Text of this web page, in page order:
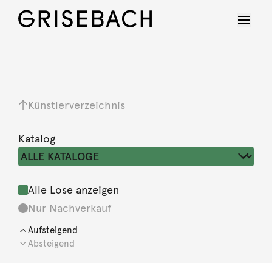
Künstlerverzeichnis
Katalog
Alle Lose anzeigen
Nur Nachverkauf
Aufsteigend
Absteigend